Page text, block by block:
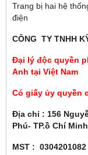
Trang bị hai hệ
điện
CÔNG TY TNHH
Đại lý độc quyền
Anh tại Việt Nam
Có giấy ủy quyền
Địa chỉ : 156
Phú- TP.ồ Chí Minh
MST : 0304201082